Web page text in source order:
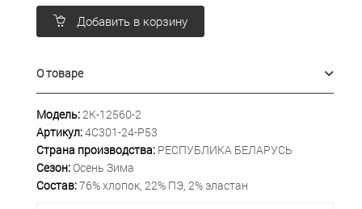
Добавить в корзину
О товаре
Модель:2К-12560-2
Артикул:4С301-24-Р53
Страна производства: РЕСПУБЛИКА БЕЛАРУСЬ
Сезон:Осень Зима
Состав:76% хлопок, 22% ПЭ, 2% эластан